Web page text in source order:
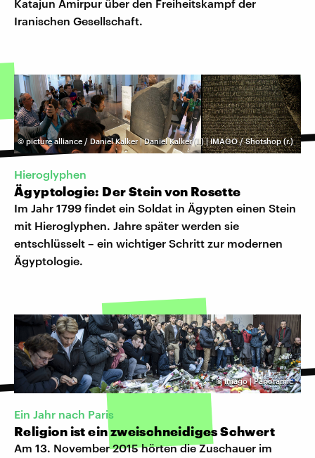
Katajun Amirpur über den Freiheitskampf der
Iranischen Gesellschaft.
©picture alliance / Daniel Kalker | Daniel Kalker (l.) | IMAGO / Shotshop (r.)
Hieroglyphen
Ägyptologie: Der Stein von Rosette
Im Jahr 1799 findet ein Soldat in Ägypten einen Stein
mit Hieroglyphen. Jahre später werden sie
entschlüsselt – ein wichtiger Schritt zur modernen
Ägyptologie.
©Imago | Panoramic
Ein Jahr nach Paris
Religion ist ein zweischneidiges Schwert
Am 13. November 2015 hörten die Zuschauer im